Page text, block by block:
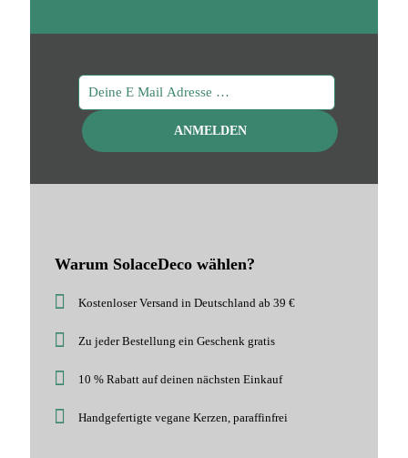
Warum SolaceDeco wählen?
Kostenloser Versand in Deutschland ab 39 €
Zu jeder Bestellung ein Geschenk gratis
10 % Rabatt auf deinen nächsten Einkauf
Handgefertigte vegane Kerzen, paraffinfrei